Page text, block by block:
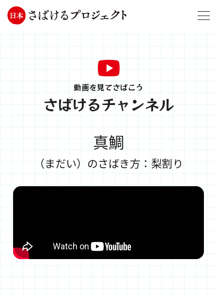
動画を見てさばこう
さばけるチャンネル
真鯛
（まだい）のさばき方：梨割り